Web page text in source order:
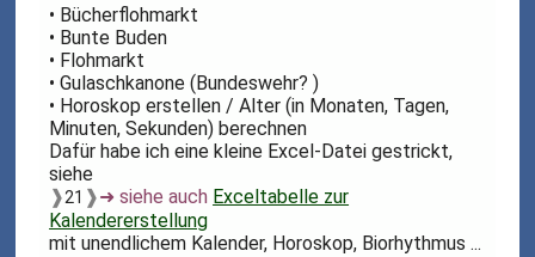
• Bücherflohmarkt
• Bunte Buden
• Flohmarkt
• Gulaschkanone (Bundeswehr? )
• Horoskop erstellen / Alter (in Monaten, Tagen,
Minuten, Sekunden) berechnen
Dafür habe ich eine kleine Excel-Datei gestrickt,
siehe
❱21 ❱➜ siehe auch Exceltabelle zur
Kalendererstellung
mit unendlichem Kalender, Horoskop, Biorhythmus ...